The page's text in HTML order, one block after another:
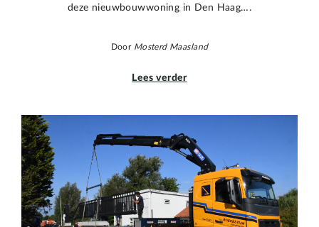
deze nieuwbouwwoning in Den Haag….
Door Mosterd Maasland
Lees verder